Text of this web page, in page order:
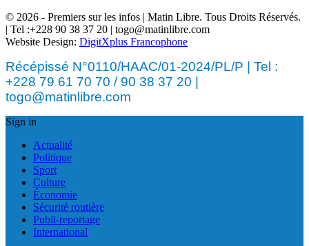
© 2026 - Premiers sur les infos | Matin Libre. Tous Droits Réservés.
| Tel :+228 90 38 37 20 | togo@matinlibre.com
Website Design: DigitXplus Francophone
Récépissé N°0110/HAAC/01-2024/PL/P | Tel :
+228 79 61 70 70 / 90 38 37 20 |
togo@matinlibre.com
Sign in
Actualité
Politique
Sport
Culture
Économie
Sécurité routière
Publi-reportage
International